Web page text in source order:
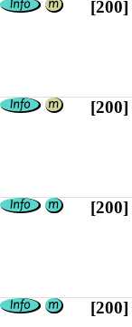
[200]
[200]
[200]
[200]